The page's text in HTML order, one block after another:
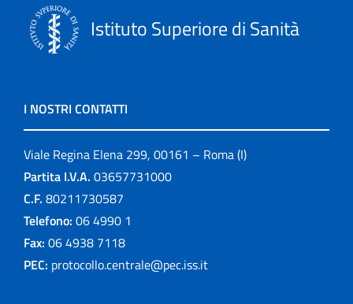
Istituto Superiore di Sanità
I NOSTRI CONTATTI
Viale Regina Elena 299, 00161 – Roma (I)
Partita I.V.A. 03657731000
C.F. 80211730587
Telefono: 06 4990 1
Fax: 06 4938 7118
PEC: protocollo.centrale@pec.iss.it